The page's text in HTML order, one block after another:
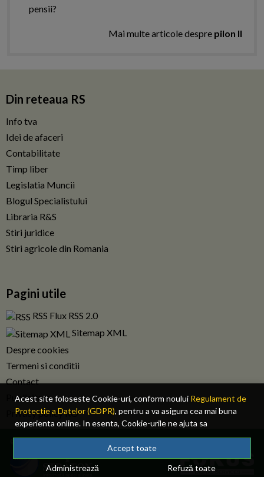
Acest site foloseste Cookie-uri, conform noului Regulament de
Protectie a Datelor (GDPR), pentru a va asigura cea mai buna
experienta online. In esenta, Cookie-urile ne ajuta sa
imbunatatim continutul de pe site, oferindu-va dvs., cititorul, o
experienta online personalizata si mult mai rapida. Ele sunt
folosite doar de site-ul nostru si partenerii nostri de incredere.
AICIpentru detalii despre politica de Cookie-uri.
Accept toate
Administrează
Refuză toate
pensii?
Mai multe articole despre pilon II
Din reteaua RS
Info tva
Idei de afaceri
Contabilitate
Timp liber
Legislatia Muncii
Blogul Specialistului
Libraria R&S
Stiri juridice
Stiri agricole din Romania
Pagini utile
RSS Flux RSS 2.0
Sitemap XML
Despre cookies
Termeni si conditii
Contact
Publicitate
Privacy policy RO
© 2026 Fiscalitatea.ro. Toate drepturile rezervate.